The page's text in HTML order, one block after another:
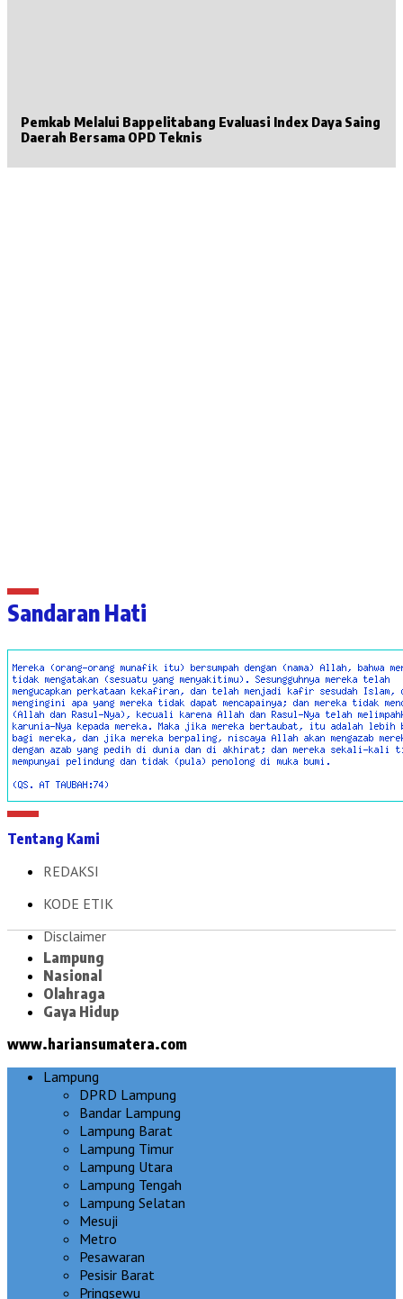
Pemkab Melalui Bappelitabang Evaluasi Index Daya Saing
Daerah Bersama OPD Teknis
Sandaran Hati
Tentang Kami
REDAKSI
KODE ETIK
Disclaimer
Lampung
Nasional
Olahraga
Gaya Hidup
www.hariansumatera.com
Lampung
DPRD Lampung
Bandar Lampung
Lampung Barat
Lampung Timur
Lampung Utara
Lampung Tengah
Lampung Selatan
Mesuji
Metro
Pesawaran
Pesisir Barat
Pringsewu